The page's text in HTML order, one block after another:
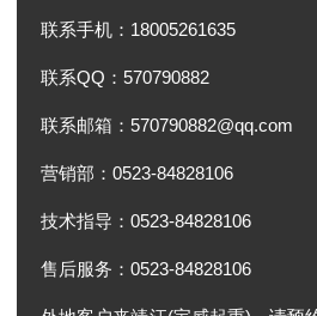
联系手机：18005261635
联系QQ：570790882
联系邮箱：570790882@qq.com
营销部：0523-84828106
技术指导： 0523-84828106
售后服务： 0523-84828106